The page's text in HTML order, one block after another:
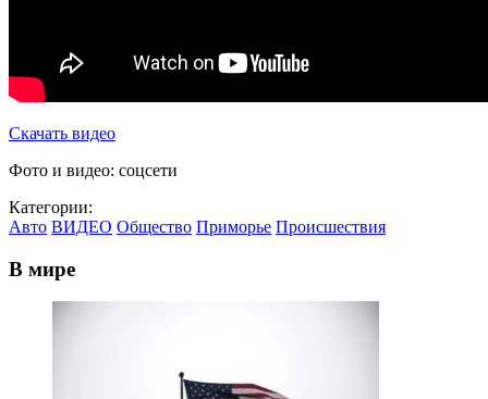
Скачать видео
Фото и видео: соцсети
Категории:
Авто ВИДЕО Общество Приморье Происшествия
В мире